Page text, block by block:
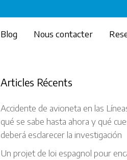
Blog Nous contacter
Articles Récents
Accidente de avioneta en las
qué se sabe hasta ahora y qué
deberá esclarecer la investigación
Un projet de loi espagnol pour